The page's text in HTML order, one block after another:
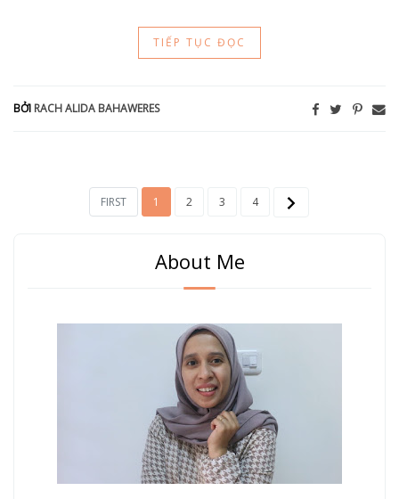
TIẾP TỤC ĐỌC
BỞI RACH ALIDA BAHAWERES
FIRST 1 2 3 4
About Me